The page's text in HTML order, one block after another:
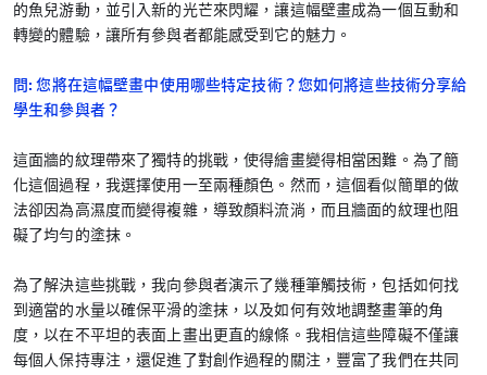
的魚兒游動，並引入新的光芒來閃耀，讓這幅壁畫成為一個互動和
轉變的體驗，讓所有參與者都能感受到它的魅力。
問: 您將在這幅壁畫中使用哪些特定技術？您如何將這些技術分享給
學生和參與者？
這面牆的紋理帶來了獨特的挑戰，使得繪畫變得相當困難。為了簡
化這個過程，我選擇使用一至兩種顏色。然而，這個看似簡單的做
法卻因為高濕度而變得複雜，導致顏料流淌，而且牆面的紋理也阻
礙了均勻的塗抹。
為了解決這些挑戰，我向參與者演示了幾種筆觸技術，包括如何找
到適當的水量以確保平滑的塗抹，以及如何有效地調整畫筆的角
度，以在不平坦的表面上畫出更直的線條。我相信這些障礙不僅讓
每個人保持專注，還促進了對創作過程的關注，豐富了我們在共同